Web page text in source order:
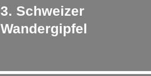
3. Schweizer
Wandergipfel